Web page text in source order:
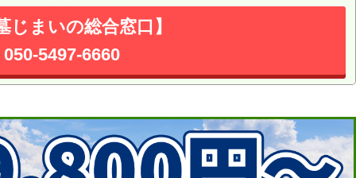
じまいの総合窓口】
050-5497-6660